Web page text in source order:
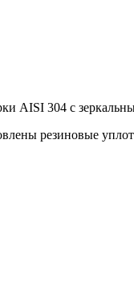
AISI 304 с
резиновые